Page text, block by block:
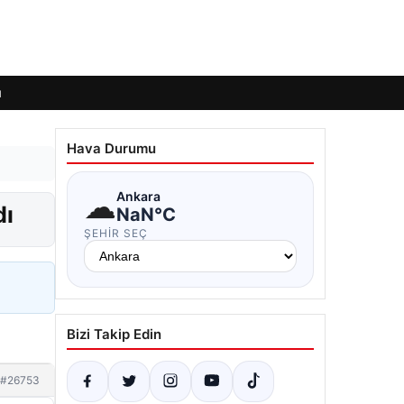
#26753
Hava Durumu
☁Ankara
NaN°C
ŞEHIR SEÇ
Bizi Takip Edin